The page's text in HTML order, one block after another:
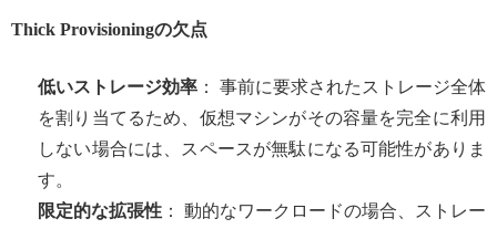
Thick Provisioningの欠点
低いストレージ効率 ： 事前に要求されたストレージ全体
を割り当てるため、仮想マシンがその容量を完全に利用
しない場合には、スペースが無駄になる可能性がありま
す。
限定的な拡張性 ： 動的なワークロードの場合、ストレー